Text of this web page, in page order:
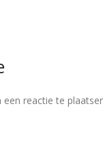
een reactie te